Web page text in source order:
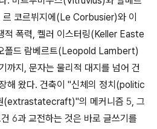
코르뷔지에(Le Corbusier)와 이
적 폭력, 켈러 이스터링(Keller Easte
폴드 람베르트(Leopold Lambert)
까지, 문자는 물리적 대지를 넘어 건
해 왔다. 건축이 "신체의 정치(politic
(extrastatecraft)"의 메커니즘 5, 그
6과 교전하는 것은 바로 글쓰기를